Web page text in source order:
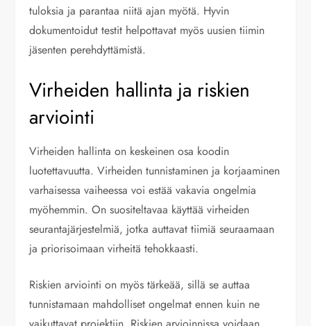
tuloksia ja parantaa niitä ajan myötä. Hyvin
dokumentoidut testit helpottavat myös uusien tiimin
jäsenten perehdyttämistä.
Virheiden hallinta ja riskien
arviointi
Virheiden hallinta on keskeinen osa koodin
luotettavuutta. Virheiden tunnistaminen ja korjaaminen
varhaisessa vaiheessa voi estää vakavia ongelmia
myöhemmin. On suositeltavaa käyttää virheiden
seurantajärjestelmiä, jotka auttavat tiimiä seuraamaan
ja priorisoimaan virheitä tehokkaasti.
Riskien arviointi on myös tärkeää, sillä se auttaa
tunnistamaan mahdolliset ongelmat ennen kuin ne